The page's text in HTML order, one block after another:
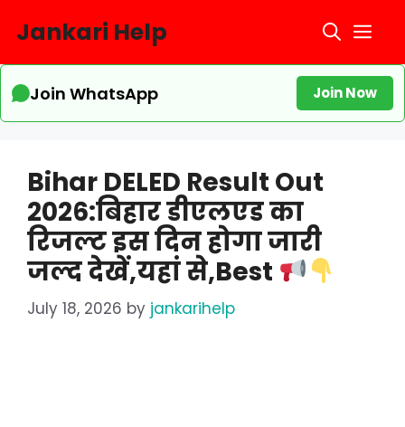
Jankari Help
Join WhatsApp Join Now
Bihar DELED Result Out
2026:बिहार डीएलएड का
रिजल्ट इस दिन होगा जारी
जल्द देखें,यहां से,Best
July 18, 2026 by jankarihelp